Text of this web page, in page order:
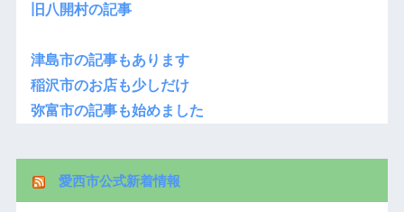
旧八開村の記事
津島市の記事もあります
稲沢市のお店も少しだけ
弥富市の記事も始めました
愛西市公式新着情報